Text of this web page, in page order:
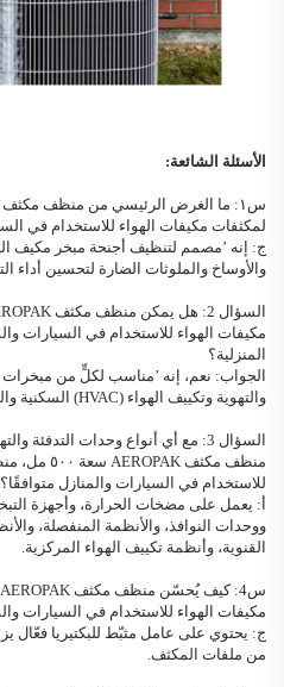
الأسئلة الشائعة:
س١: ما الغرض الرئيسي من منظف مكثف AEROPAK
لمكثفات مكيفات الهواء للاستخدام في
ج: إنه ’مصمم لتنظيف أجنحة مبخر مكيف
والأوساخ والملوثات الضارة لتحسين أداء
السؤال 2: هل يمكن منظف مكثف AEROPAK
مكيفات الهواء للاستخدام في السيارات
المنزلية؟
الجواب: نعم، إنه ’مناسب لكلٍّ من مبخرات
والتهوية وتكييف الهواء (HVAC) السكنية والتجارية.
السؤال 3: مع أي أنواع وحدات التدفئة والتهوية وتكييف الهواء (HVAC) يكون
منظف مكثف AEROPAK
سعة ٥٠٠
للاستخدام في السيارات والمنازل متوافقًا؟
أ: يعمل على مضخات الحرارة، وأجهزة
ووحدات النوافذ، والأنظمة المنفصلة،
القنوية، وأنظمة تكييف الهواء المركزية.
س4: كيف يُحسّن منظف مكثف AEROPAK
مكيفات الهواء للاستخدام في السيارات
ج: يحتوي على عامل مثبّط للبكتيريا فعّال
من ملفات المكثف.